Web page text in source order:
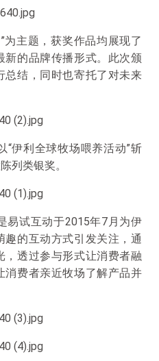
为主题，获奖作品均展现了
的品牌传播形式。此次颁
总结，同时也寄托了对未来
“伊利全球牧场喂养活动”斩
列类银奖。
易试互动于2015年7月为伊
的互动方式引发关注，通
透过参与形式让消费者融
消费者亲近牧场了解产品并